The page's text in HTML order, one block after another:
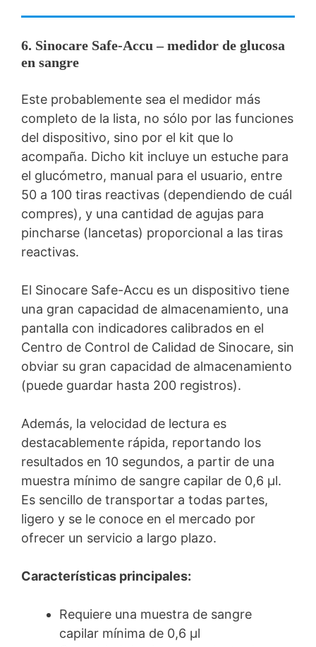
6. Sinocare Safe-Accu – medidor de glucosa
en sangre
Este probablemente sea el medidor más
completo de la lista, no sólo por las funciones
del dispositivo, sino por el kit que lo
acompaña. Dicho kit incluye un estuche para
el glucómetro, manual para el usuario, entre
50 a 100 tiras reactivas (dependiendo de cuál
compres), y una cantidad de agujas para
pincharse (lancetas) proporcional a las tiras
reactivas.
El Sinocare Safe-Accu es un dispositivo tiene
una gran capacidad de almacenamiento, una
pantalla con indicadores calibrados en el
Centro de Control de Calidad de Sinocare, sin
obviar su gran capacidad de almacenamiento
(puede guardar hasta 200 registros).
Además, la velocidad de lectura es
destacablemente rápida, reportando los
resultados en 10 segundos, a partir de una
muestra mínimo de sangre capilar de 0,6 μl.
Es sencillo de transportar a todas partes,
ligero y se le conoce en el mercado por
ofrecer un servicio a largo plazo.
Características principales:
Requiere una muestra de sangre
capilar mínima de 0,6 μl